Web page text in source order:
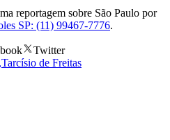
reportagem sobre São Paulo por
SP: (11) 99467-7776.
Twitter
,Tarcísio de Freitas